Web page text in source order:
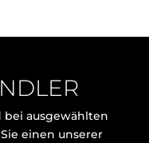
bei ausgewählten
einen unserer